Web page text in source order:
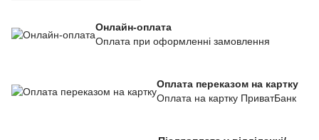
Онлайн-оплата
Оплата при оформленні замовлення
Оплата переказом на картку
Оплата на картку ПриватБанк